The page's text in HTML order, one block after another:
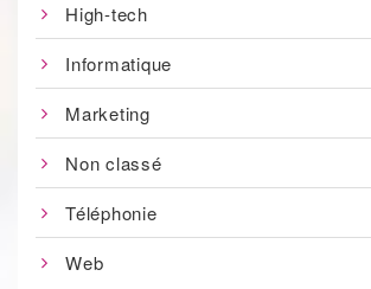
High-tech
Informatique
Marketing
Non classé
Téléphonie
Web